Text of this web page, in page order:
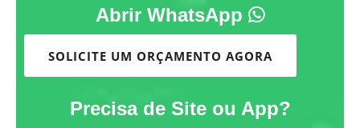
Abrir WhatsApp
SOLICITE UM ORÇAMENTO AGORA
Precisa de Site ou App?